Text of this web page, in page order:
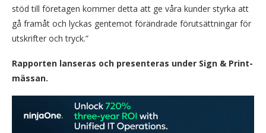
stöd till företagen kommer detta att ge våra kunder styrka att
gå framåt och lyckas gentemot förändrade förutsättningar för
utskrifter och tryck.”
Rapporten lanseras och presenteras under Sign & Print-
mässan.